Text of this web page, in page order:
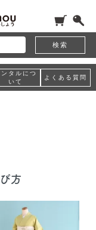
検索
ンタルにつ
いて
よくある質問
方